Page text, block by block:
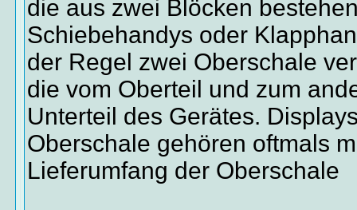
die aus zwei Blöcken
Schiebehandys oder
der Regel zwei Oberschale
die vom Oberteil und zum
Unterteil des Gerätes.
Oberschale gehören oftmals
Lieferumfang der Oberschale